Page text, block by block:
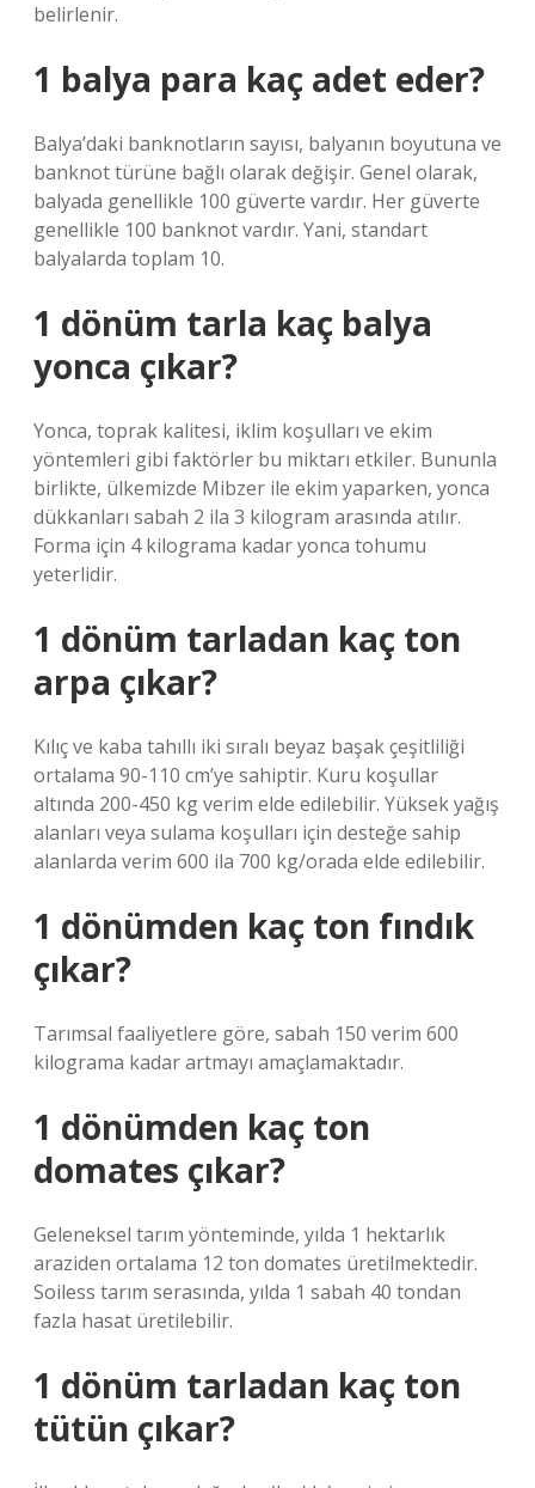
belirlenir.
1 balya para kaç adet eder?
Balya’daki banknotların sayısı, balyanın boyutuna ve
banknot türüne bağlı olarak değişir. Genel olarak,
balyada genellikle 100 güverte vardır. Her güverte
genellikle 100 banknot vardır. Yani, standart
balyalarda toplam 10.
1 dönüm tarla kaç balya
yonca çıkar?
Yonca, toprak kalitesi, iklim koşulları ve ekim
yöntemleri gibi faktörler bu miktarı etkiler. Bununla
birlikte, ülkemizde Mibzer ile ekim yaparken, yonca
dükkanları sabah 2 ila 3 kilogram arasında atılır.
Forma için 4 kilograma kadar yonca tohumu
yeterlidir.
1 dönüm tarladan kaç ton
arpa çıkar?
Kılıç ve kaba tahıllı iki sıralı beyaz başak çeşitliliği
ortalama 90-110 cm’ye sahiptir. Kuru koşullar
altında 200-450 kg verim elde edilebilir. Yüksek yağış
alanları veya sulama koşulları için desteğe sahip
alanlarda verim 600 ila 700 kg/orada elde edilebilir.
1 dönümden kaç ton fındık
çıkar?
Tarımsal faaliyetlere göre, sabah 150 verim 600
kilograma kadar artmayı amaçlamaktadır.
1 dönümden kaç ton
domates çıkar?
Geleneksel tarım yönteminde, yılda 1 hektarlık
araziden ortalama 12 ton domates üretilmektedir.
Soiless tarım serasında, yılda 1 sabah 40 tondan
fazla hasat üretilebilir.
1 dönüm tarladan kaç ton
tütün çıkar?